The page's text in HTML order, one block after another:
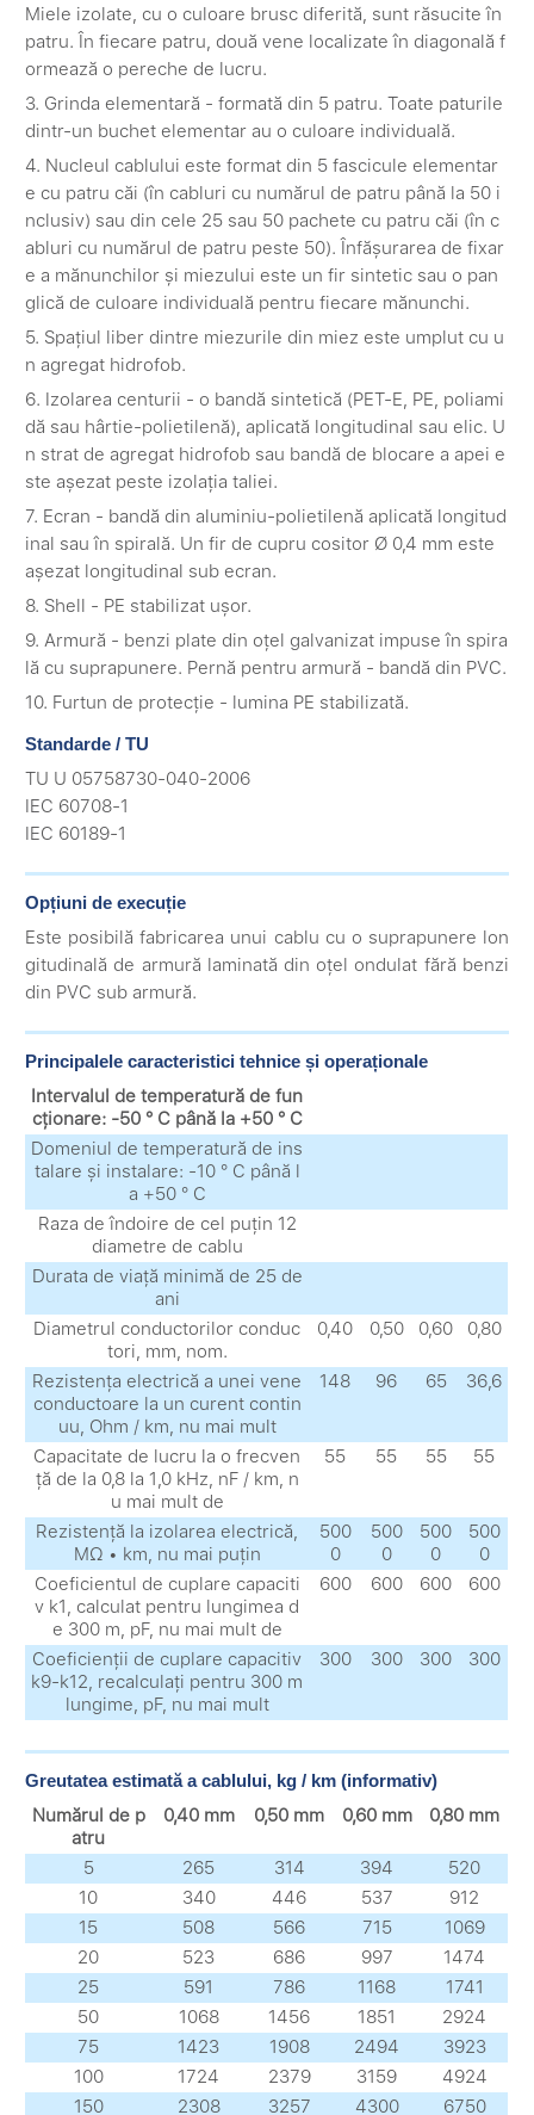
Miele izolate, cu o culoare brusc diferită, sunt răsucite în
patru. În fiecare patru, două vene localizate în diagonală f
ormează o pereche de lucru.
3. Grinda elementară - formată din 5 patru. Toate paturile
dintr-un buchet elementar au o culoare individuală.
4. Nucleul cablului este format din 5 fascicule elementar
e cu patru căi (în cabluri cu numărul de patru până la 50 i
nclusiv) sau din cele 25 sau 50 pachete cu patru căi (în c
abluri cu numărul de patru peste 50). Înfășurarea de fixar
e a mănunchilor și miezului este un fir sintetic sau o pan
glică de culoare individuală pentru fiecare mănunchi.
5. Spațiul liber dintre miezurile din miez este umplut cu u
n agregat hidrofob.
6. Izolarea centurii - o bandă sintetică (PET-E, PE, poliami
dă sau hârtie-polietilenă), aplicată longitudinal sau elic. U
n strat de agregat hidrofob sau bandă de blocare a apei e
ste așezat peste izolația taliei.
7. Ecran - bandă din aluminiu-polietilenă aplicată longitud
inal sau în spirală. Un fir de cupru cositor Ø 0,4 mm este
așezat longitudinal sub ecran.
8. Shell - PE stabilizat ușor.
9. Armură - benzi plate din oțel galvanizat impuse în spira
lă cu suprapunere. Pernă pentru armură - bandă din PVC.
10. Furtun de protecție - lumina PE stabilizată.
Standarde / TU
TU U 05758730-040-2006
IEC 60708-1
IEC 60189-1
Opțiuni de execuție
Este posibilă fabricarea unui cablu cu o suprapunere lon
gitudinală de armură laminată din oțel ondulat fără benzi
din PVC sub armură.
Principalele caracteristici tehnice și operaționale
Intervalul de temperatură de fun
cționare: -50 ° C până la +50 ° C
Domeniul de temperatură de ins
talare și instalare: -10 ° C până l
a +50 ° C
Raza de îndoire de cel puțin 12
diametre de cablu
Durata de viață minimă de 25 de
ani
Diametrul conductorilor conduc
tori, mm, nom.
0,40 0,50 0,60 0,80
Rezistența electrică a unei vene
conductoare la un curent contin
uu, Ohm / km, nu mai mult
148 96 65 36,6
Capacitate de lucru la o frecven
ță de la 0,8 la 1,0 kHz, nF / km, n
u mai mult de
55 55 55 55
Rezistență la izolarea electrică,
MΩ • km, nu mai puțin
500
0
500
0
500
0
500
0
Coeficientul de cuplare capaciti
v k1, calculat pentru lungimea d
e 300 m, pF, nu mai mult de
600 600 600 600
Coeficienții de cuplare capacitiv
k9-k12, recalculați pentru 300 m
lungime, pF, nu mai mult
300 300 300 300
Greutatea estimată a cablului, kg / km (informativ)
Numărul de p
atru
0,40 mm 0,50 mm 0,60 mm 0,80 mm
5 265 314 394
520
10
340 446 537
912
15
508 566 715
1069
20
523 686 997
1474
25
591 786 1168
1741
50
1068 1456 1851
2924
75
1423 1908 2494
3923
100
1724 2379 3159
4924
150
2308 3257 4300 6750